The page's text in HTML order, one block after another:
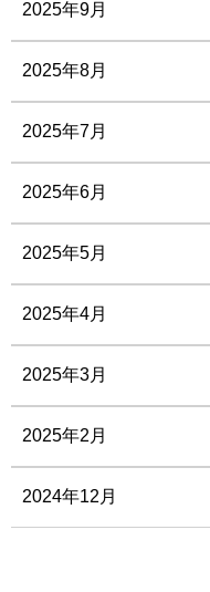
2025年9月
2025年8月
2025年7月
2025年6月
2025年5月
2025年4月
2025年3月
2025年2月
2024年12月